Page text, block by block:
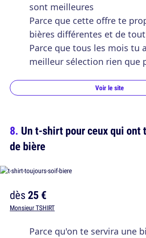
sont meilleures
Parce que cette offre te
bières différentes et de
Parce que tous les mois tu
meilleur sélection rien que
Voir le site
Un t-shirt pour ceux qui ont
de bière
dès25 €
Monsieur TSHIRT
Parce qu'on te servira une